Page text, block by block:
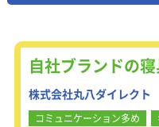
自社ブランドの
株式会社丸八ダイレクト
コミュニケーション多め